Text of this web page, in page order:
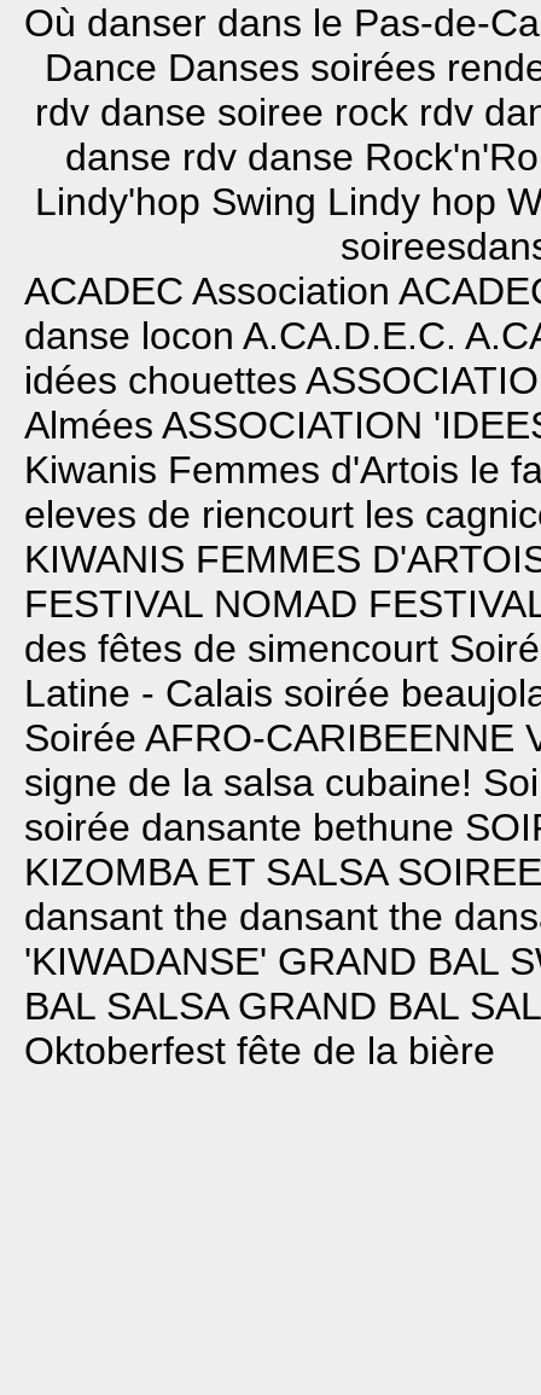
Où danser dans le Pas-de-
Dance Danses soirées
rdv danse soiree rock rdv
danse rdv danse
Lindy'hop Swing Lindy hop
ACADEC Association
danse locon A.CA.D.E.C.
idées chouettes
Almées ASSOCIATION
Kiwanis Femmes d'Artois le
eleves de riencourt les
KIWANIS FEMMES
FESTIVAL NOMAD
des fêtes de simencourt
Latine - Calais soirée
Soirée AFRO-CARIBEENNE
signe de la salsa cubaine!
soirée dansante bethune
KIZOMBA ET SALSA
dansant the dansant the
'KIWADANSE' GRAND BAL
BAL SALSA GRAND BAL
Oktoberfest fête de la bière